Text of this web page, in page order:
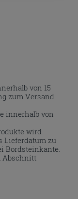
von 15
zum Versand
innerhalb von
wird
Lieferdatum zu
Bordsteinkante.
Abschnitt